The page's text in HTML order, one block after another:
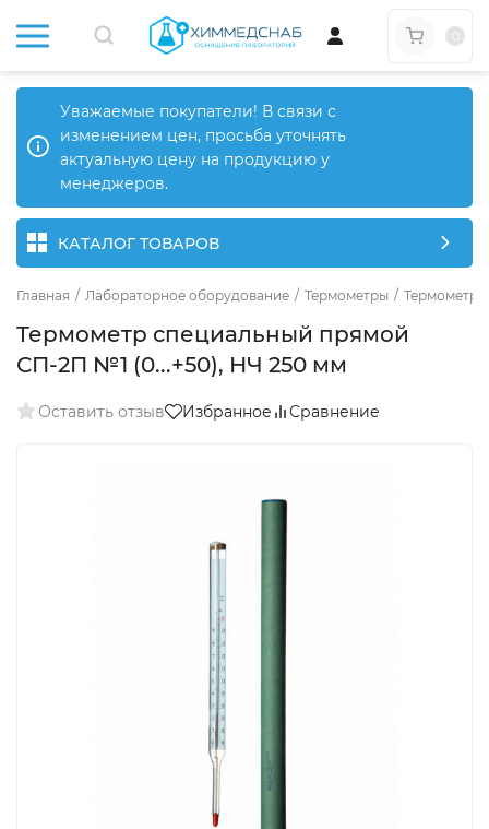
Уважаемые покупатели! В связи с
изменением цен, просьба уточнять
актуальную цену на продукцию у
менеджеров.
КАТАЛОГ ТОВАРОВ
Главная / Лабораторное оборудование / Термометры /
Термометр специальный прямой
СП-2П №1 (0...+50), НЧ 250 мм
Оставить отзыв Избранное Сравнение